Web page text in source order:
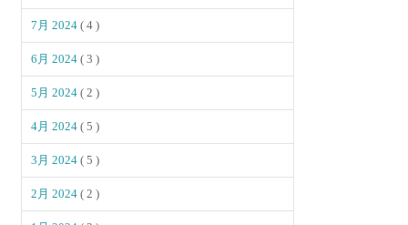
7月 2024( 4 )
6月 2024( 3 )
5月 2024( 2 )
4月 2024( 5 )
3月 2024( 5 )
2月 2024( 2 )